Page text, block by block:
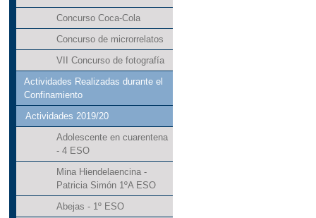
Concurso Coca-Cola
Concurso de microrrelatos
VII Concurso de fotografía
Actividades Realizadas durante el
Confinamiento
Actividades 2019/20
Adolescente en cuarentena
- 4 ESO
Mina Hiendelaencina -
Patricia Simón 1ºA ESO
Abejas - 1º ESO